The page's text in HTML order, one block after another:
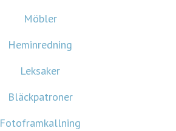
Möbler
Heminredning
Leksaker
Bläckpatroner
Fotoframkallning